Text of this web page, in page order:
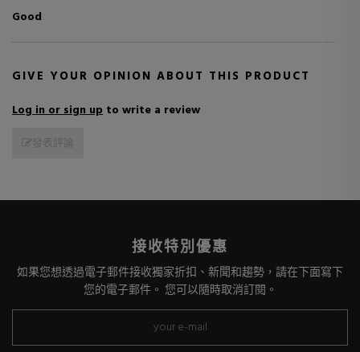
Good
GIVE YOUR OPINION ABOUT THIS PRODUCT
Log in or sign up to write a review
發表評論
接收特別優惠
如果您想透過電子郵件接收獨家折扣、新聞和趨勢，請在下面寫下
您的電子郵件。 您可以隨時取消訂閱。